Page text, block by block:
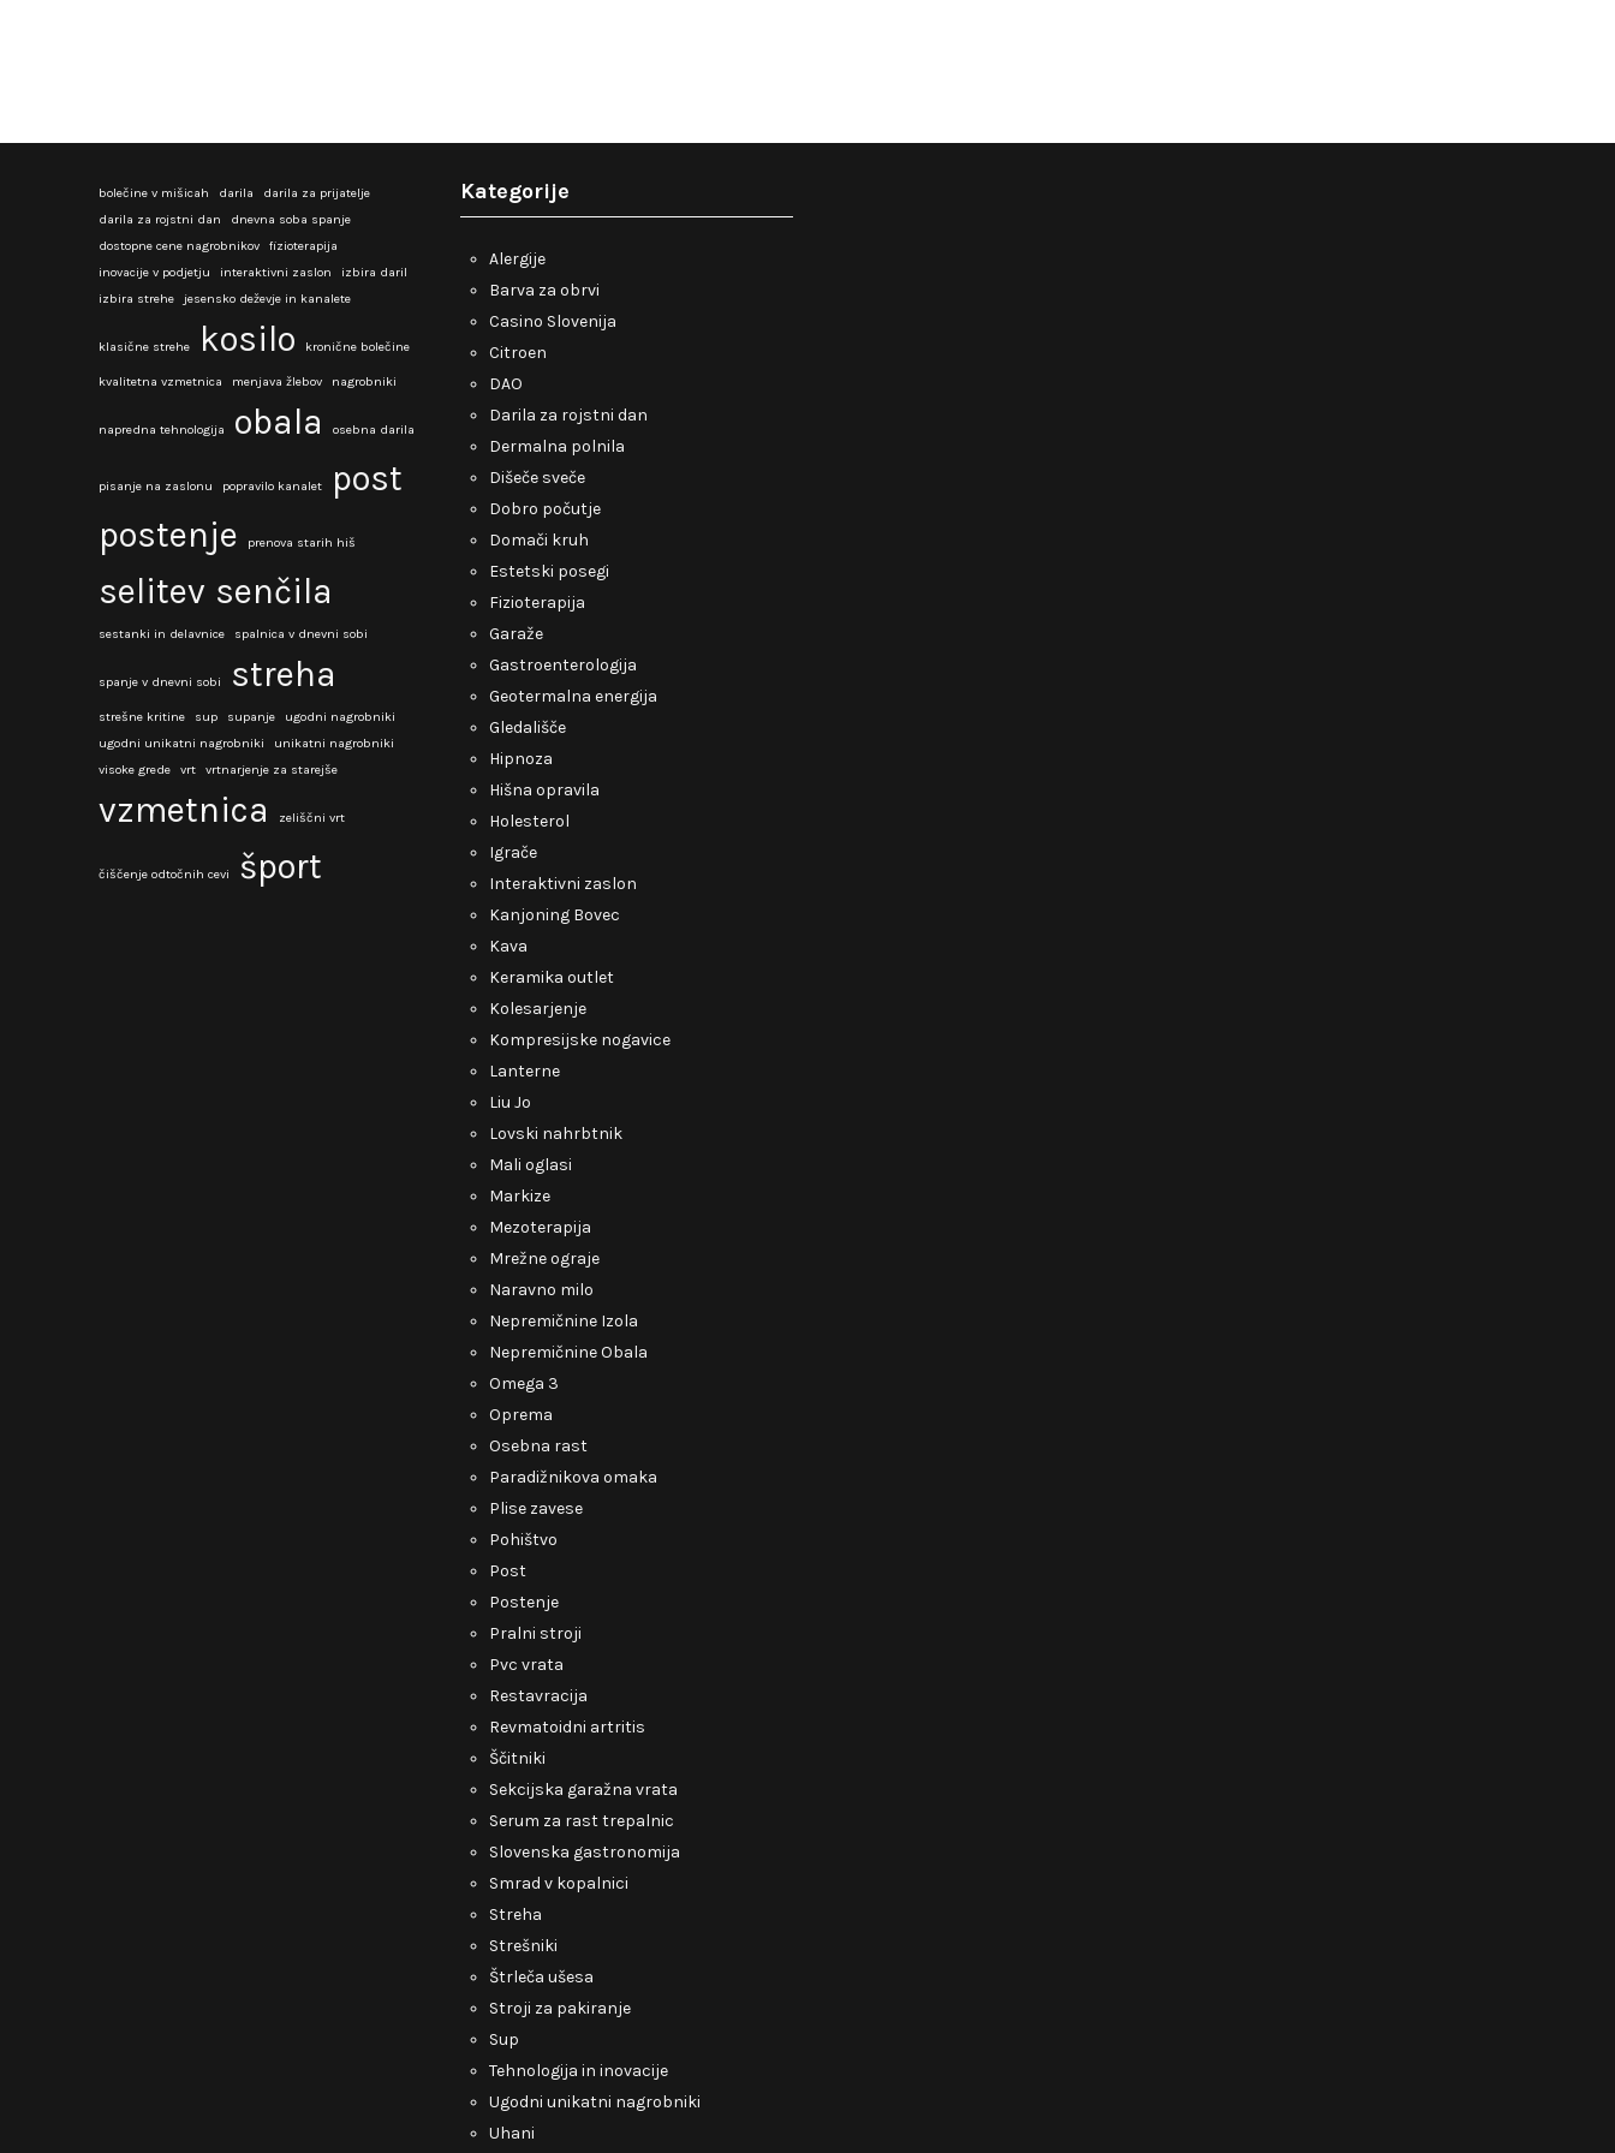
bolečine v mišicah darila
darila za prijatelje
darila za rojstni dan
dnevna soba spanje
dostopne cene nagrobnikov
fizioterapija
inovacije v podjetju
interaktivni zaslon
izbira daril
izbira strehe
jesensko deževje in kanalete
klasične strehe kosilo kronične bolečine
kvalitetna vzmetnica menjava žlebov nagrobniki
napredna tehnologija obala osebna darila
pisanje na zaslonu popravilo kanalet
post
postenje
prenova starih hiš
selitev senčila
sestanki in delavnice spalnica v dnevni sobi
spanje v dnevni sobi streha
strešne kritine sup supanje
ugodni nagrobniki
ugodni unikatni nagrobniki
unikatni nagrobniki
visoke grede
vrt vrtnarjenje za starejše
vzmetnica zeliščni vrt
čiščenje odtočnih cevi šport
Kategorije
Alergije
Barva za obrvi
Casino Slovenija
Citroen
DAO
Darila za rojstni dan
Dermalna polnila
Dišeče sveče
Dobro počutje
Domači kruh
Estetski posegi
Fizioterapija
Garaže
Gastroenterologija
Geotermalna energija
Gledališče
Hipnoza
Hišna opravila
Holesterol
Igrače
Interaktivni zaslon
Kanjoning Bovec
Kava
Keramika outlet
Kolesarjenje
Kompresijske nogavice
Lanterne
Liu Jo
Lovski nahrbtnik
Mali oglasi
Markize
Mezoterapija
Mrežne ograje
Naravno milo
Nepremičnine Izola
Nepremičnine Obala
Omega 3
Oprema
Osebna rast
Paradižnikova omaka
Plise zavese
Pohištvo
Post
Postenje
Pralni stroji
Pvc vrata
Restavracija
Revmatoidni artritis
Ščitniki
Sekcijska garažna vrata
Serum za rast trepalnic
Slovenska gastronomija
Smrad v kopalnici
Streha
Strešniki
Štrleča ušesa
Stroji za pakiranje
Sup
Tehnologija in inovacije
Ugodni unikatni nagrobniki
Uhani